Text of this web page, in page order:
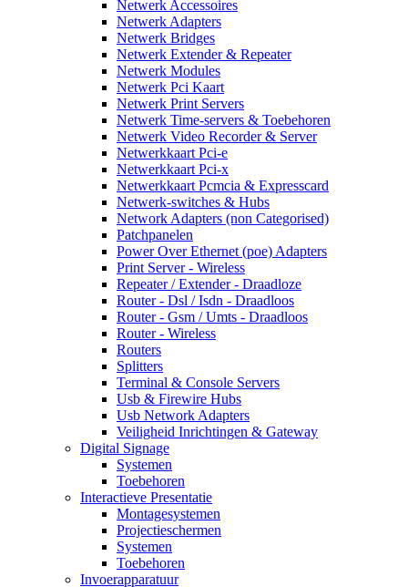
Netwerk Accessoires
Netwerk Adapters
Netwerk Bridges
Netwerk Extender & Repeater
Netwerk Modules
Netwerk Pci Kaart
Netwerk Print Servers
Netwerk Time-servers & Toebehoren
Netwerk Video Recorder & Server
Netwerkkaart Pci-e
Netwerkkaart Pci-x
Netwerkkaart Pcmcia & Expresscard
Netwerk-switches & Hubs
Network Adapters (non Categorised)
Patchpanelen
Power Over Ethernet (poe) Adapters
Print Server - Wireless
Repeater / Extender - Draadloze
Router - Dsl / Isdn - Draadloos
Router - Gsm / Umts - Draadloos
Router - Wireless
Routers
Splitters
Terminal & Console Servers
Usb & Firewire Hubs
Usb Network Adapters
Veiligheid Inrichtingen & Gateway
Digital Signage
Systemen
Toebehoren
Interactieve Presentatie
Montagesystemen
Projectieschermen
Systemen
Toebehoren
Invoerapparatuur